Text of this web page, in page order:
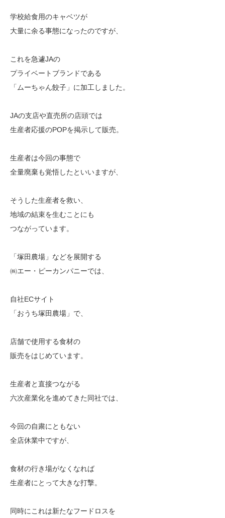
学校給食用のキャベツが
大量に余る事態になったのですが、
これを急遽JAの
プライベートブランドである
「ムーちゃん餃子」に加工しました。
JAの支店や直売所の店頭では
生産者応援のPOPを掲示して販売。
生産者は今回の事態で
全量廃棄も覚悟したといいますが、
そうした生産者を救い、
地域の結束を生むことにも
つながっています。
「塚田農場」などを展開する
㈱エー・ピーカンパニーでは、
自社ECサイト
「おうち塚田農場」で、
店舗で使用する食材の
販売をはじめています。
生産者と直接つながる
六次産業化を進めてきた同社では、
今回の自粛にともない
全店休業中ですが、
食材の行き場がなくなれば
生産者にとって大きな打撃。
同時にこれは新たなフードロスを